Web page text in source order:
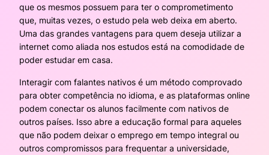
que os mesmos possuem para ter o comprometimento
que, muitas vezes, o estudo pela web deixa em aberto.
Uma das grandes vantagens para quem deseja utilizar a
internet como aliada nos estudos está na comodidade de
poder estudar em casa.
Interagir com falantes nativos é um método comprovado
para obter competência no idioma, e as plataformas online
podem conectar os alunos facilmente com nativos de
outros países. Isso abre a educação formal para aqueles
que não podem deixar o emprego em tempo integral ou
outros compromissos para frequentar a universidade,